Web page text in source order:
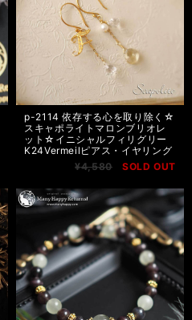
p-2114 依存する心を取り除く☆
スキャポライトマロンブリオレ
ット☆イニシャルフィリグリー
K24Vermeilピアス・イヤリング
¥4,580
SOLD OUT